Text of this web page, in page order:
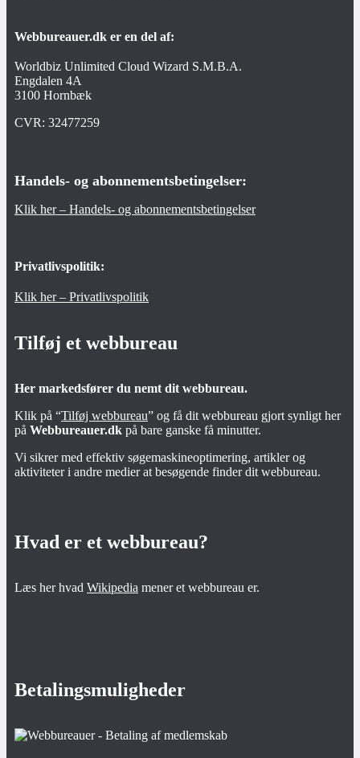
Webbureauer.dk er en del af:
Worldbiz Unlimited Cloud Wizard S.M.B.A.
Engdalen 4A
3100 Hornbæk
CVR: 32477259
Handels- og abonnementsbetingelser:
Klik her – Handels- og abonnementsbetingelser
Privatlivspolitik:
Klik her – Privatlivspolitik
Tilføj et webbureau
Her markedsfører du nemt dit webbureau.
Klik på “Tilføj webbureau” og få dit webbureau gjort synligt her
på Webbureauer.dk på bare ganske få minutter.
Vi sikrer med effektiv søgemaskineoptimering, artikler og
aktiviteter i andre medier at besøgende finder dit webbureau.
Hvad er et webbureau?
Læs her hvad Wikipedia mener et webbureau er.
Betalingsmuligheder